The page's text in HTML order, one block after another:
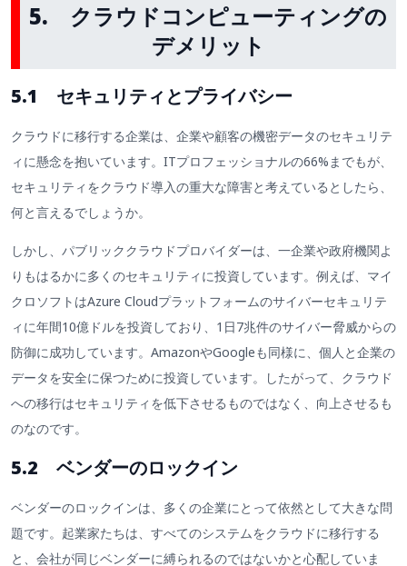
5.
クラウドコンピューティングの
デメリット
5.1 セキュリティとプライバシー
クラウドに移行する企業は、企業や顧客の機密データのセキュリテ
ィに懸念を抱いています。ITプロフェッショナルの66%までもが、
セキュリティをクラウド導入の重大な障害と考えているとしたら、
何と言えるでしょうか。
しかし、パブリッククラウドプロバイダーは、一企業や政府機関よ
りもはるかに多くのセキュリティに投資しています。例えば、マイ
クロソフトはAzure Cloudプラットフォームのサイバーセキュリテ
ィに年間10億ドルを投資しており、1日7兆件のサイバー脅威からの
防御に成功しています。AmazonやGoogleも同様に、個人と企業の
データを安全に保つために投資しています。したがって、クラウド
への移行はセキュリティを低下させるものではなく、向上させるも
のなのです。
5.2 ベンダーのロックイン
ベンダーのロックインは、多くの企業にとって依然として大きな問
題です。起業家たちは、すべてのシステムをクラウドに移行する
と、会社が同じベンダーに縛られるのではないかと心配していま